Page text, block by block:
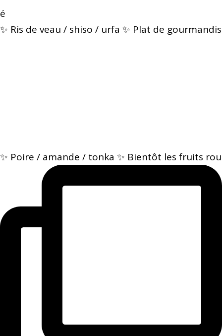
é
✨ Ris de veau / shiso / urfa ✨ Plat de gourmandis
✨ Poire / amande / tonka ✨ Bientôt les fruits rou